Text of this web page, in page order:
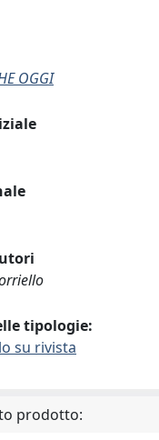
OGGI
tipologie:
su rivista
prodotto: